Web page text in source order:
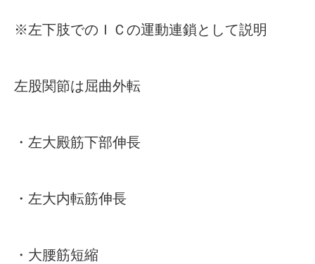
※左下肢でのＩＣの運動連鎖として説明
左股関節は屈曲外転
・左大殿筋下部伸長
・左大内転筋伸長
・大腰筋短縮